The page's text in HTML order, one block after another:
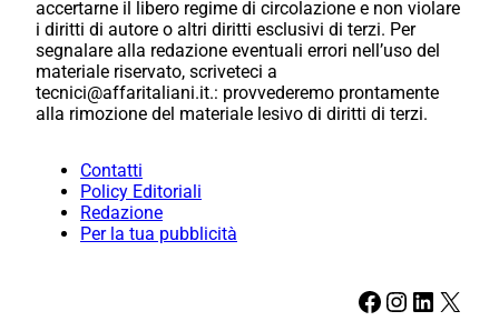
accertarne il libero regime di circolazione e non violare
i diritti di autore o altri diritti esclusivi di terzi. Per
segnalare alla redazione eventuali errori nell’uso del
materiale riservato, scriveteci a
tecnici@affaritaliani.it.: provvederemo prontamente
alla rimozione del materiale lesivo di diritti di terzi.
Contatti
Policy Editoriali
Redazione
Per la tua pubblicità
Facebook Instagram LinkedIn X